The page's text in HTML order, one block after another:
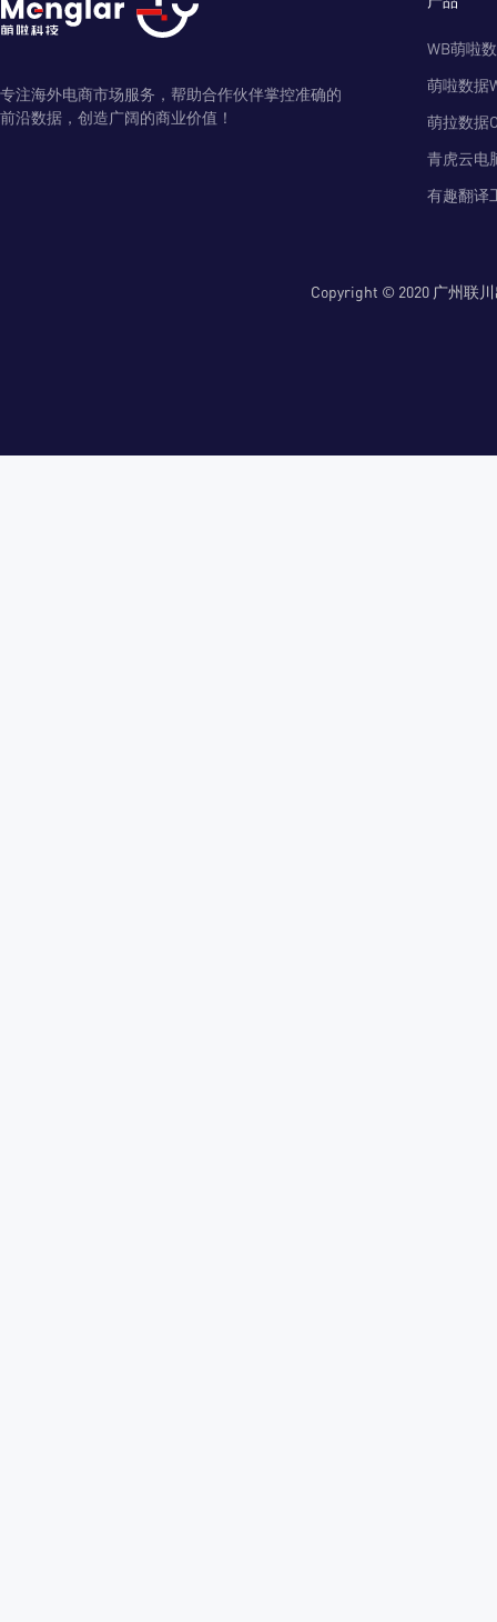
专注海外电商市场服务，帮助合作伙伴掌控准确的
前沿数据，创造广阔的商业价值！
WB萌啦
萌啦数据
萌拉数据
青虎云电
有趣翻译
Copyright © 2020 广州联